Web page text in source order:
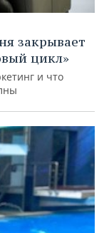
закрывает
цикл»
и что